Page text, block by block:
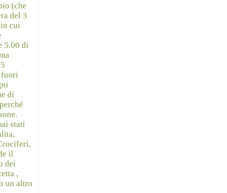
(che
del 3
cui
5.00 di
fuori
di
stati
il
dei
,
un altro